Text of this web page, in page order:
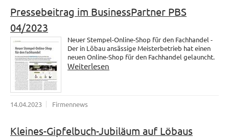
Pressebeitrag im BusinessPartner PBS
04/2023
Neuer Stempel-Online-Shop für den Fachhandel -
Der in Löbau ansässige Meisterbetrieb hat einen
neuen Online-Shop für den Fachhandel gelauncht.
Weiterlesen
14.04.2023 Firmennews
Kleines-Gipfelbuch-Jubiläum auf Löbaus